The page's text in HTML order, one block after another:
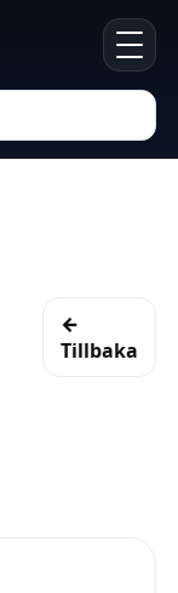
←
Tillbaka